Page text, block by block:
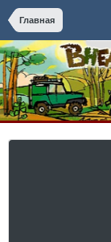
Главная